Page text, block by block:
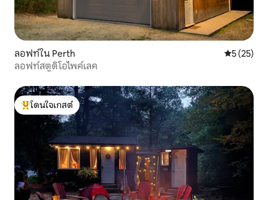
ลอฟท์ใน Perth คะแนนเฉลี่
5 (25)
ลอฟท์สตูดิโอไพค์เลค
โดนใจเกสต์ที่สุด
โดนใจเกสต์